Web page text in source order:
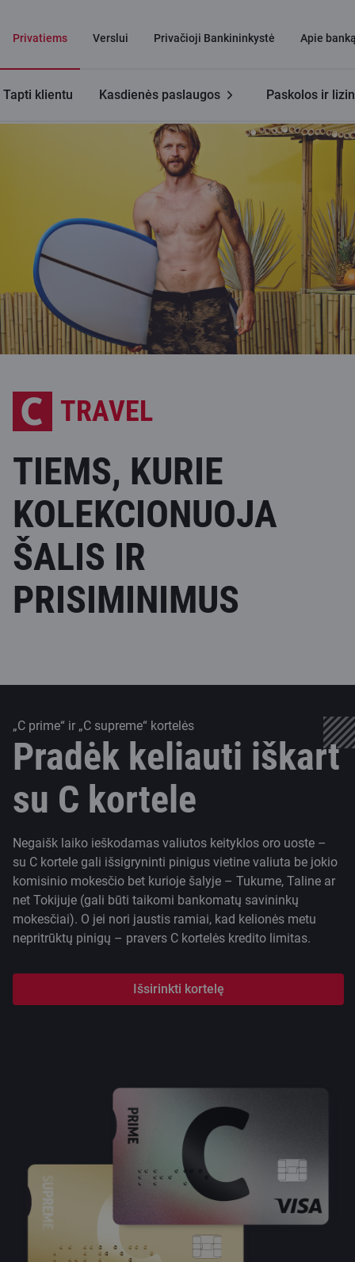
Privatiems Verslui Privačioji Bankininkystė Apie
Tapti klientu Kasdienės paslaugos Paskolos ir
TRAVEL
TIEMS, KURIE
KOLEKCIONUOJA
ŠALIS IR
PRISIMINIMUS
„C prime“ ir „C supreme“ kortelės
Pradėk keliauti iškart
su C kortele
Negaišk laiko ieškodamas valiutos keityklos oro uoste –
su C kortele gali išsigryninti pinigus vietine valiuta be jokio
komisinio mokesčio bet kurioje šalyje – Tukume, Taline ar
net Tokijuje (gali būti taikomi bankomatų savininkų
mokesčiai). O jei nori jaustis ramiai, kad kelionės metu
nepritrūktų pinigų – pravers C kortelės kredito limitas.
Išsirinkti kortelę